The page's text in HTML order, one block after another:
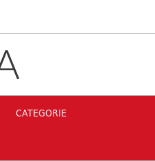
CATEGORIE